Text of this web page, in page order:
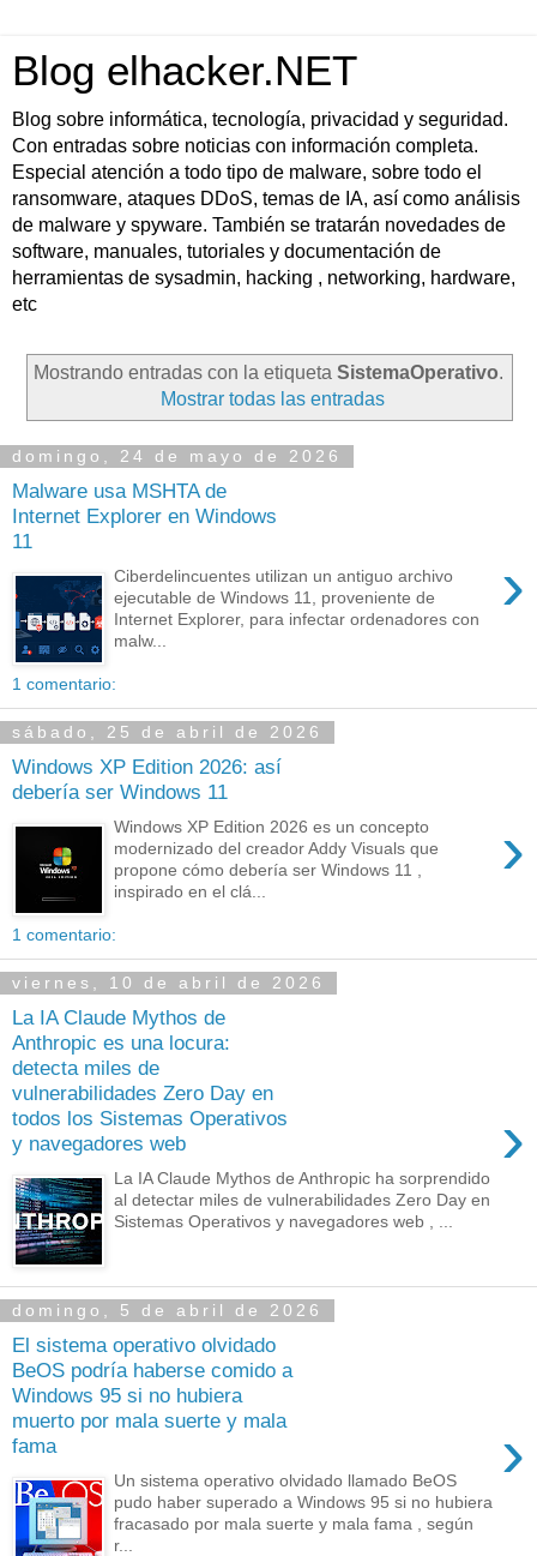
Blog elhacker.NET
Blog sobre informática, tecnología, privacidad y seguridad.
Con entradas sobre noticias con información completa.
Especial atención a todo tipo de malware, sobre todo el
ransomware, ataques DDoS, temas de IA, así como análisis
de malware y spyware. También se tratarán novedades de
software, manuales, tutoriales y documentación de
herramientas de sysadmin, hacking , networking, hardware,
etc
Mostrando entradas con la etiqueta SistemaOperativo.
Mostrar todas las entradas
domingo, 24 de mayo de 2026
Malware usa MSHTA de
Internet Explorer en Windows
11
›
Ciberdelincuentes utilizan un antiguo archivo
ejecutable de Windows 11, proveniente de
Internet Explorer, para infectar ordenadores con
malw...
1 comentario:
sábado, 25 de abril de 2026
Windows XP Edition 2026: así
debería ser Windows 11
›
Windows XP Edition 2026 es un concepto
modernizado del creador Addy Visuals que
propone cómo debería ser Windows 11 ,
inspirado en el clá...
1 comentario:
viernes, 10 de abril de 2026
La IA Claude Mythos de
Anthropic es una locura:
detecta miles de
vulnerabilidades Zero Day en
todos los Sistemas Operativos
y navegadores web
›
La IA Claude Mythos de Anthropic ha sorprendido
al detectar miles de vulnerabilidades Zero Day en
Sistemas Operativos y navegadores web , ...
domingo, 5 de abril de 2026
El sistema operativo olvidado
BeOS podría haberse comido a
Windows 95 si no hubiera
muerto por mala suerte y mala
fama
›
Un sistema operativo olvidado llamado BeOS
pudo haber superado a Windows 95 si no hubiera
fracasado por mala suerte y mala fama , según
r...